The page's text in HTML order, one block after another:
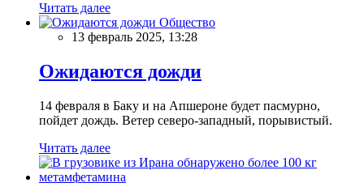
Читать далее
Общество
13 февраль 2025, 13:28
Ожидаются дожди
14 февраля в Баку и на Апшероне будет пасмурно,
пойдет дождь. Ветер северо-западный, порывистый.
Читать далее